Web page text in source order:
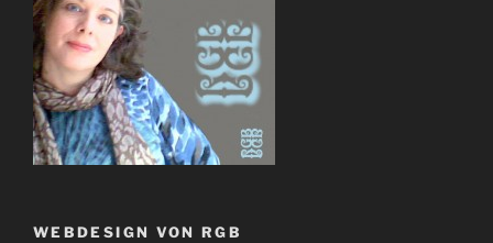
WEBDESIGN VON RGB